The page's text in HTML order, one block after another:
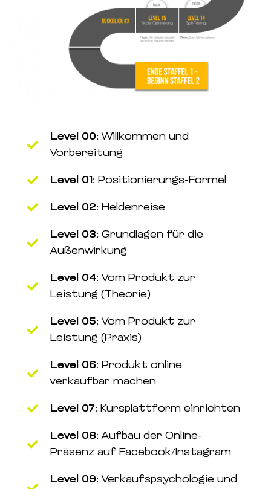
Level 00:Willkommen und
Vorbereitung
Level 01: Positionierungs-Formel
Level 02: Heldenreise
Level 03: Grundlagen für die
Außenwirkung
Level 04: Vom Produkt zur
Leistung (Theorie)
Level 05: Vom Produkt zur
Leistung (Praxis)
Level 06: Produkt online
verkaufbar machen
Level 07: Kursplattform einrichten
Level 08: Aufbau der Online-
Präsenz auf Facebook/Instagram
Level 09: Verkaufspsychologie und